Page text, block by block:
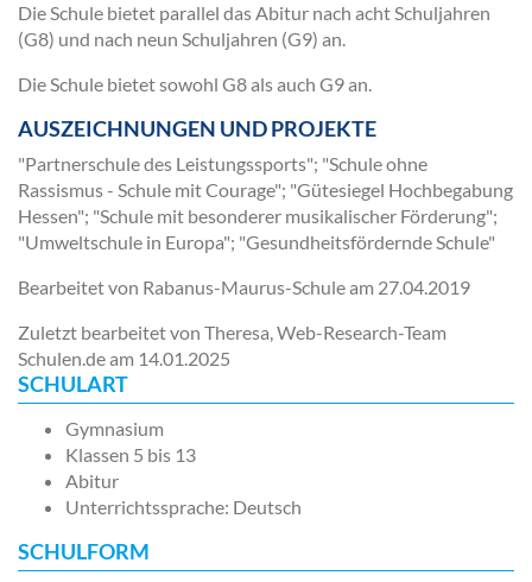
Die Schule bietet parallel das Abitur nach acht Schuljahren
(G8) und nach neun Schuljahren (G9) an.
Die Schule bietet sowohl G8 als auch G9 an.
AUSZEICHNUNGEN UND PROJEKTE
"Partnerschule des Leistungssports"; "Schule ohne
Rassismus - Schule mit Courage"; "Gütesiegel Hochbegabung
Hessen"; "Schule mit besonderer musikalischer Förderung";
"Umweltschule in Europa"; "Gesundheitsfördernde Schule"
Bearbeitet von Rabanus-Maurus-Schule am 27.04.2019
Zuletzt bearbeitet von Theresa, Web-Research-Team
Schulen.de am 14.01.2025
SCHULART
Gymnasium
Klassen 5 bis 13
Abitur
Unterrichtssprache: Deutsch
SCHULFORM